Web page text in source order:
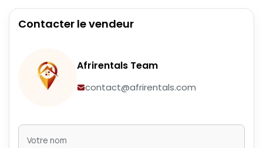
Contacter le vendeur
Afrirentals Team
contact@afrirentals.com